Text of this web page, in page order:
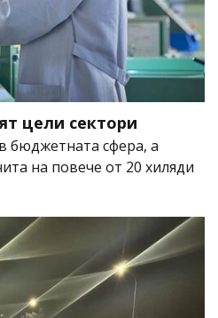
цели сектори
бюджетната сфера, а
на повече от 20 хиляди